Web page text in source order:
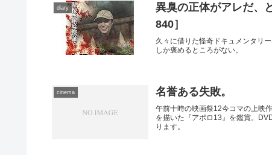
diary
異臭の正体がアレだ、
840］
久々に借りた怪奇ドキュメンタリ
しか褒めるところがない。
cinema 名誉ある失敗。
午前十時の映画祭12今コマの上映
を描いた『アポロ13』を鑑賞。
ります。